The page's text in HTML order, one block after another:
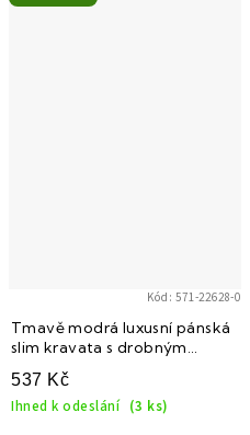
Tmavě modrá luxusní pánská
slim kravata s drobným
vzorkem
537 Kč
Ihned k odeslání (3 ks)
Kód:571-22628-0